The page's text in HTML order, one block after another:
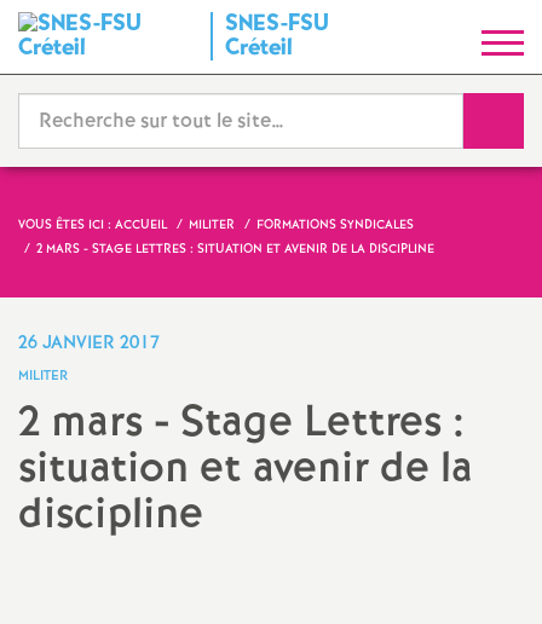
SNES-FSU
Créteil
y
n
d
i
a
t
VOUS ÊTES ICI : ACCUEIL MILITER
FORMATIONS SYNDICALES
2 MARS - STAGE LETTRES : SITUATION ET AVENIR DE LA DISCIPLINE
26 JANVIER 2017
MILITER
2 mars - Stage Lettres :
situation et avenir de la
discipline